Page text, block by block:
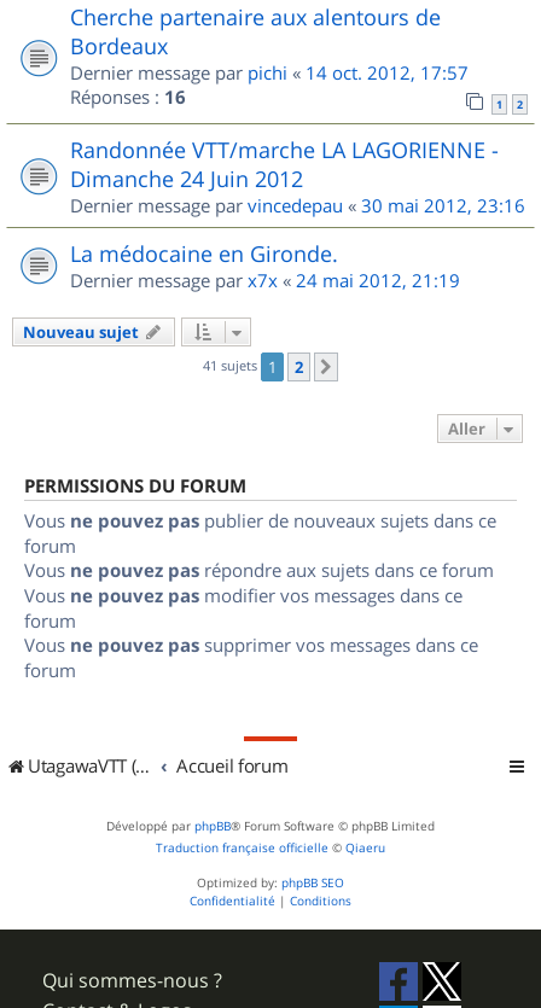
Cherche partenaire aux alentours de
Bordeaux
Dernier message par pichi « 14 oct. 2012, 17:57
Réponses : 16 1 2
Randonnée VTT/marche LA LAGORIENNE -
Dimanche 24 Juin 2012
Dernier message par vincedepau « 30 mai 2012, 23:16
La médocaine en Gironde.
Dernier message par x7x « 24 mai 2012, 21:19
Nouveau sujet
41 sujets 1 2
Aller
PERMISSIONS DU FORUM
Vous ne pouvez pas publier de nouveaux sujets dans ce
forum
Vous ne pouvez pas répondre aux sujets dans ce forum
Vous ne pouvez pas modifier vos messages dans ce
forum
Vous ne pouvez pas supprimer vos messages dans ce
forum
UtagawaVTT (Randos VTT et VTTAE avec traces GPS) Accueil forum
Développé par phpBB® Forum Software © phpBB Limited
Traduction française officielle © Qiaeru
Optimized by: phpBB SEO
Confidentialité | Conditions
Qui sommes-nous ?